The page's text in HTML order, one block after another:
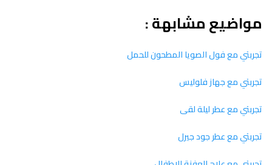
مواضيع مشابهة :
تجربتي مع فول الصويا المطحون للحمل
تجربتي مع جهاز فلوليس
تجربتي مع عطر ليلة لقى
تجربتي مع عطر جود جيرل